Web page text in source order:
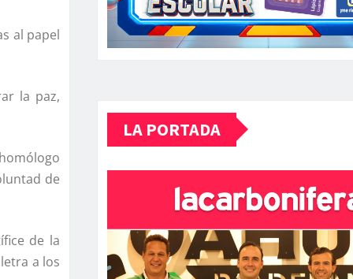
al papel
la paz,
de
de la
a los
LA PORTADA